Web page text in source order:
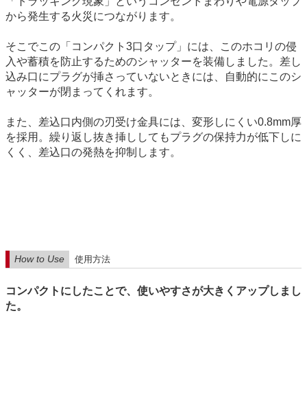
から発生する火災につながります。
そこでこの「コンパクト3口タップ」には、このホコリの侵
入や蓄積を防止するためのシャッターを装備しました。差し
込み口にプラグが挿さっていないときには、自動的にこのシ
ャッターが閉まってくれます。
また、差込口内側の刃受け金具には、変形しにくい0.8mm厚
を採用。繰り返し抜き挿ししてもプラグの保持力が低下しに
くく、差込口の発熱を抑制します。
How to Use 使用方法
コンパクトにしたことで、使いやすさが大きくアップしまし
た。